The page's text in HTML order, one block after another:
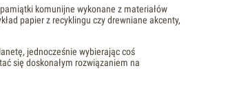
komunijne wykonane z materiałów
papier z recyklingu czy drewniane akcenty,
jednocześnie wybierając coś
się doskonałym rozwiązaniem na